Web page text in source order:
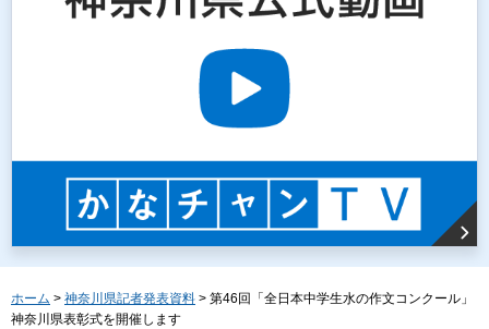
ホーム > 神奈川県記者発表資料 > 第46回「全日本中学生水の作文コンクール」
神奈川県表彰式を開催します